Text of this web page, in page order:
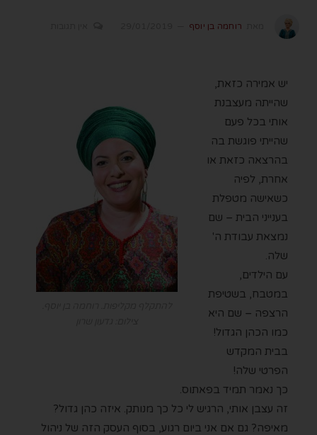
רוחמה בן יוסף
יש אמירה כזאת,
שהייתה מעצבנת
אותי בכל פעם
שהייתי פוגשת בה
בהרצאה כזאת או
אחרת, לפיה
כשאישה מטפלת
בענייני הבית – שם
נמצאת עבודת ה'
שלה.
עם הילדים,
במטבח, בשטיפת
הרצפה – שם היא
כמו הכהן הגדול!
בבית המקדש
הפרטי שלה!
כך נאמר תמיד בפאתוס.
זה עצבן אותי, הרגיש לי כל כך מנותק. איזה כהן גדול?
מאיפה? גם אם אני ביום רגוע, בסוף העסק הזה של ניהול